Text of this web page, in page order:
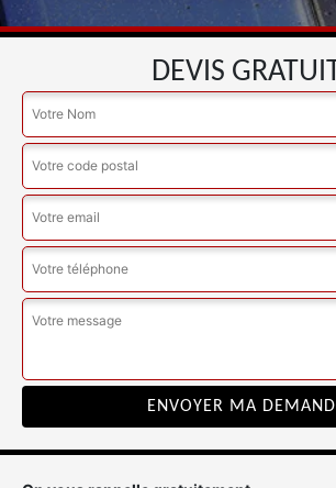
DEVIS GRATUIT